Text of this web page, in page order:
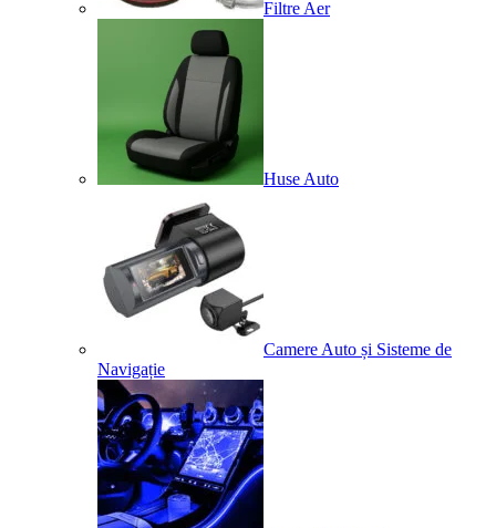
Filtre Aer
Huse Auto
Camere Auto și Sisteme de
Navigație